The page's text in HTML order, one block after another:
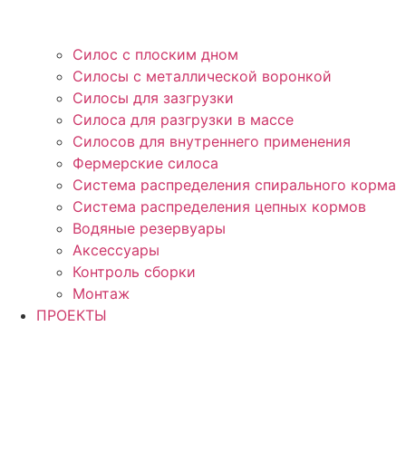
Силос с плоским дном
Силосы с металлической воронкой
Силосы для зазгрузки
Силоса для разгрузки в массе
Силосов для внутреннего применения
Фермерские силоса
Система распределения спирального корма
Система распределения цепных кормов
Водяные резервуары
Аксессуары
Контроль сборки
Монтаж
ПРОЕКТЫ